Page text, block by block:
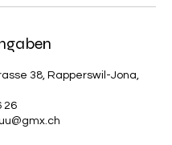
38, Rapperswil-Jona,
26